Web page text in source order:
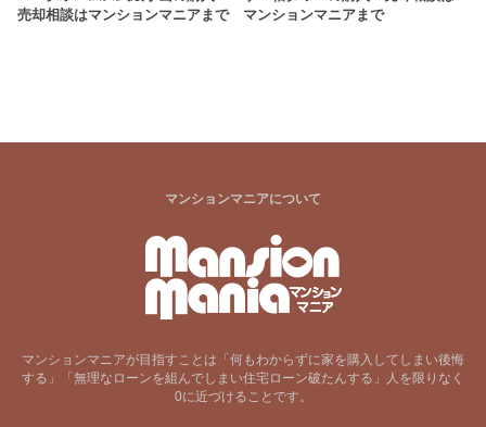
売却相談はマンションマニアまで
マンションマニアまで
マンションマニアについて
マンションマニアが目指すことは「何もわからずに家を購入してしまい後悔
する」「無理なローンを組んでしまい住宅ローン破たんする」人を限りなく
0に近づけることです。